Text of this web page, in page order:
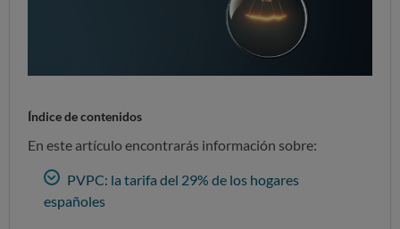
Índice de contenidos
En este artículo encontrarás información sobre:
PVPC: la tarifa del 29% de los hogares
españoles